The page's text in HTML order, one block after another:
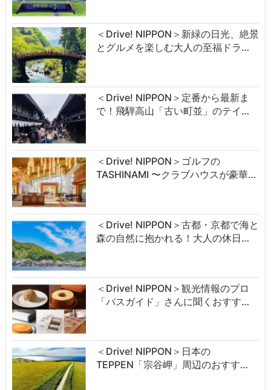
＜Drive! NIPPON＞新緑の日光、絶景
とグルメを楽しむ大人の至福ドラ…
＜Drive! NIPPON＞定番から最新ま
で！飛騨高山「古い町並」のテイ…
＜Drive! NIPPON＞ゴルフの
TASHINAMI 〜クラブハウスが豪華…
＜Drive! NIPPON＞古都・京都で海と
森の自然に抱かれる！大人の休日…
＜Drive! NIPPON＞観光情報のプロ
「バスガイド」さんに聞くおすす…
＜Drive! NIPPON＞日本の
TEPPEN「宗谷岬」周辺のおすす…